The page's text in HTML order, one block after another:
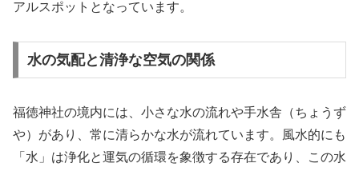
アルスポットとなっています。
水の気配と清浄な空気の関係
福徳神社の境内には、小さな水の流れや手水舎（ちょうず
や）があり、常に清らかな水が流れています。風水的にも
「水」は浄化と運気の循環を象徴する存在であり、この水